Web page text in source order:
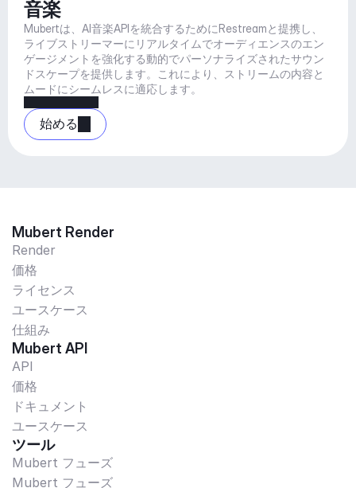
音楽
Mubertは、AI音楽APIを統合するためにRestreamと提携し、
ライブストリーマーにリアルタイムでオーディエンスのエン
ゲージメントを強化する動的でパーソナライズされたサウン
ドスケープを提供します。これにより、ストリームの内容と
ムードにシームレスに適応します。
始める
Mubert Render
Render
価格
ライセンス
ユースケース
仕組み
Mubert API
API
価格
ドキュメント
ユースケース
ツール
Mubert フューズ
Mubert フューズ